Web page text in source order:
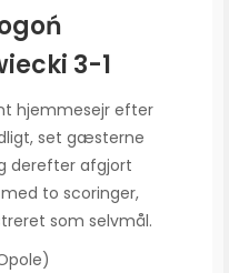
3-1
hjemmesejr efter
set gæsterne
derefter afgjort
to scoringer,
som selvmål.